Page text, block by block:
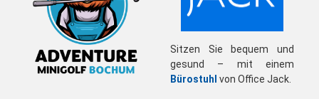
Sitzen Sie bequem und
gesund – mit einem
Bürostuhl von Office Jack.